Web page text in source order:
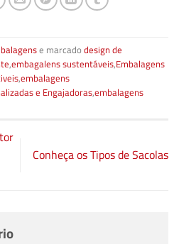
e marcadodesign de
,embagalens sustentáveis,Embalagens
,embalagens
e Engajadoras,embalagens
Conheça os Tipos de Sacolas